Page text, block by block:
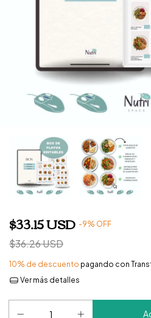
$33.15 USD -9% OFF
$36.26 USD
10% de descuento pagando con
Ver más detalles